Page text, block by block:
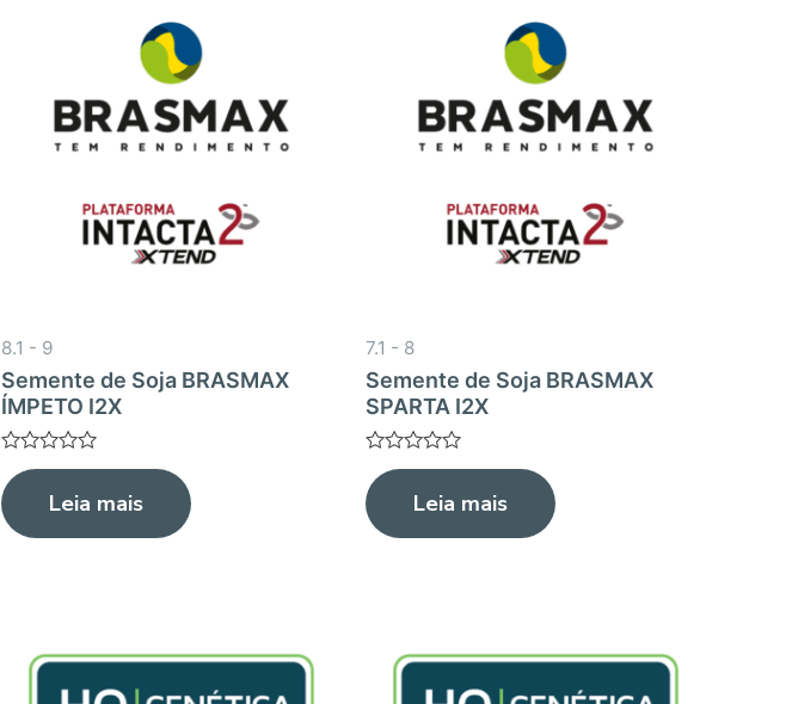
8.1 - 9
Semente de Soja BRASMAX
ÍMPETO I2X
Avaliação
0
de
5
Leia mais
7.1 - 8
Semente de Soja BRASMAX
SPARTA I2X
Avaliação
0
de
5
Leia mais